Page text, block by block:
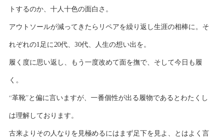
トするのか、十人十色の面白さ。
アウトソールが減ってきたらリペアを繰り返し生涯の相棒に。そ
れぞれの1足に20代、30代、人生の想い出を。
履く度に思い返し、もう一度改めて面を撫で、そして今日も履
く。
“革靴”と偏に言いますが、一番個性が出る履物であるとわたくし
は理解しております。
古来よりその人なりを見極めるにはまず足下を見よ、とはよく言